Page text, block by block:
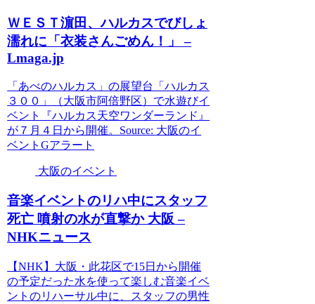
ＷＥＳＴ濵田、ハルカスでびしょ
濡れに「衣装さんごめん！」 –
Lmaga.jp
「あべのハルカス」の展望台「ハルカス
３００」（大阪市阿倍野区）で水遊びイ
ベント『ハルカス天空ワンダーランド』
が７月４日から開催。Source: 大阪のイ
ベントGアラート
大阪のイベント
音楽イベントのリハ中にスタッフ
死亡 噴射の水が直撃か 大阪 –
NHKニュース
【NHK】大阪・此花区で15日から開催
の予定だった水を使って楽しむ音楽イベ
ントのリハーサル中に、スタッフの男性